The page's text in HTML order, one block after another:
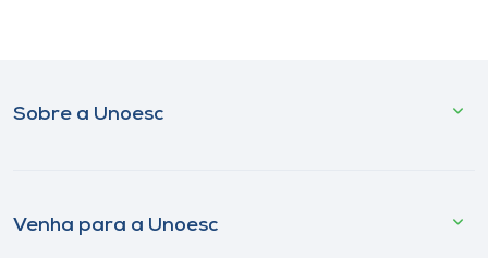
Sobre a Unoesc
Venha para a Unoesc